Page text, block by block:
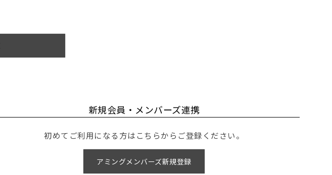
新規会員・メンバーズ連携
初めてご利用になる方はこちらからご登録ください。
アミングメンバーズ新規登録